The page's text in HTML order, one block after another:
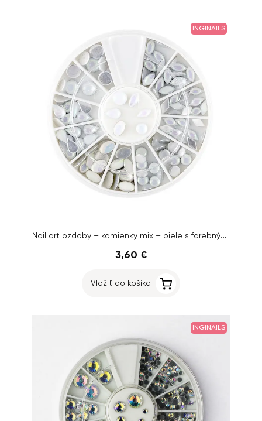
INGINAILS
Nail art ozdoby – kamienky mix – biele s farebným odleskom
3,60 €
Vložiť do košíka
INGINAILS